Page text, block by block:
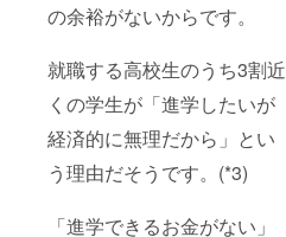
の余裕がないからです。
就職する高校生のうち3割近
くの学生が「進学したいが
経済的に無理だから」とい
う理由だそうです。(*3)
「進学できるお金がない」